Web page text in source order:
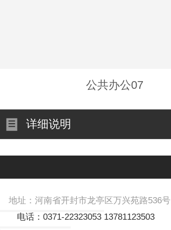
公共办公07
详细说明
：河南省开封市龙亭区万兴苑路536号
：0371-22323053 13781123503